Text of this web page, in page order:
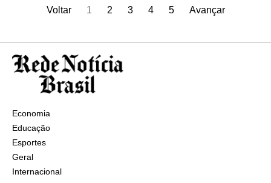
Voltar 1 2 3 4 5 Avançar
Economia
Educação
Esportes
Geral
Internacional